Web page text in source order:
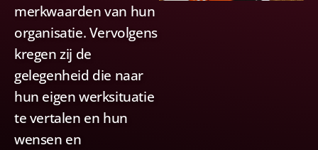
merkwaarden van hun
organisatie. Vervolgens
kregen zij de
gelegenheid die naar
hun eigen werksituatie
te vertalen en hun
wensen en